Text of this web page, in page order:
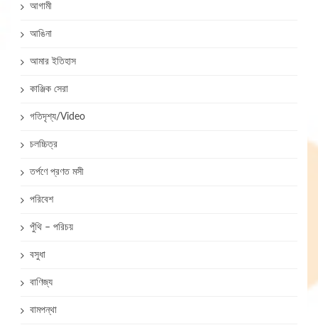
আগামী
আঙিনা
আমার ইতিহাস
কাঞ্জিক সেরা
গতিদৃশ্য/Video
চলচ্চিত্র
তর্পণে প্রণত মসী
পরিবেশ
পুঁথি – পরিচয়
বসুধা
বাণিজ্য
বামপন্থা